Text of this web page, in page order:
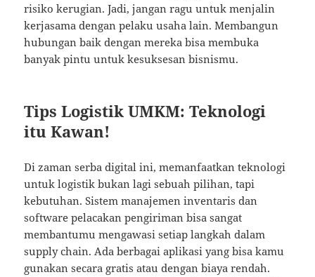
risiko kerugian. Jadi, jangan ragu untuk menjalin
kerjasama dengan pelaku usaha lain. Membangun
hubungan baik dengan mereka bisa membuka
banyak pintu untuk kesuksesan bisnismu.
Tips Logistik UMKM: Teknologi
itu Kawan!
Di zaman serba digital ini, memanfaatkan teknologi
untuk logistik bukan lagi sebuah pilihan, tapi
kebutuhan. Sistem manajemen inventaris dan
software pelacakan pengiriman bisa sangat
membantumu mengawasi setiap langkah dalam
supply chain. Ada berbagai aplikasi yang bisa kamu
gunakan secara gratis atau dengan biaya rendah.